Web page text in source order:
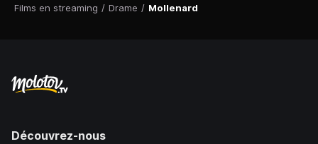
Films en streaming / Drame / Mollenard
Découvrez-nous